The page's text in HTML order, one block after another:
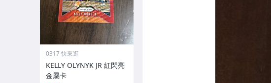
0317 快來逛
KELLY OLYNYK JR 紅閃亮
金屬卡